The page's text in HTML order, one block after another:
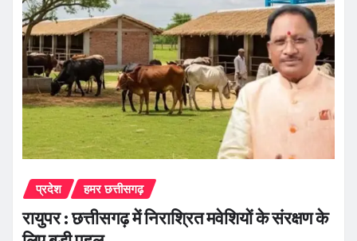
प्रदेश हमर छत्तीसगढ़
रायुपर : छत्तीसगढ़ में निराश्रित मवेशियों के संरक्षण के